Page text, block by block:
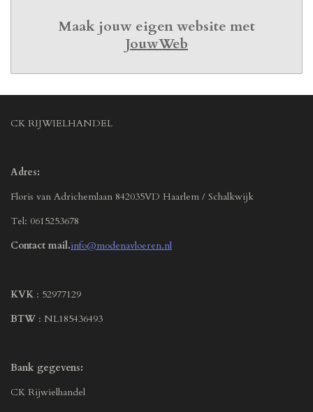
Maak jouw eigen website met
JouwWeb
CK RIJWIELHANDEL
Adres:
Floris van Adrichemlaan 842035VD Haarlem / Schalkwijk
Tel: 0615253678
Contact mail.info@modenavloeren.nl
KVK : 52977129
BTW : NL185436493
Bank gegevens:
CK Rijwielhandel